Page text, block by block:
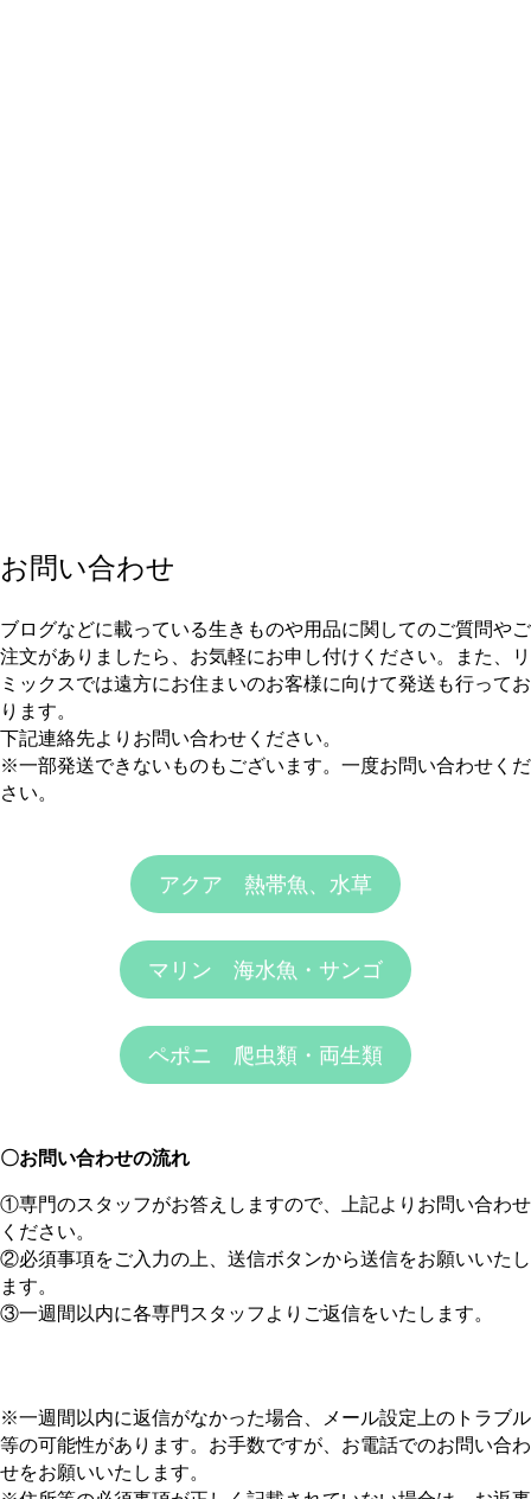
お問い合わせ
ブログなどに載っている生きものや用品に関してのご質問やご
注文がありましたら、お気軽にお申し付けください。また、リ
ミックスでは遠方にお住まいのお客様に向けて発送も行ってお
ります。
下記連絡先よりお問い合わせください。
※一部発送できないものもございます。一度お問い合わせくだ
さい。
アクア 熱帯魚、水草
マリン 海水魚・サンゴ
ペポニ 爬虫類・両生類
〇お問い合わせの流れ
①専門のスタッフがお答えしますので、上記よりお問い合わせ
ください。
②必須事項をご入力の上、送信ボタンから送信をお願いいたし
ます。
③一週間以内に各専門スタッフよりご返信をいたします。
※一週間以内に返信がなかった場合、メール設定上のトラブル
等の可能性があります。お手数ですが、お電話でのお問い合わ
せをお願いいたします。